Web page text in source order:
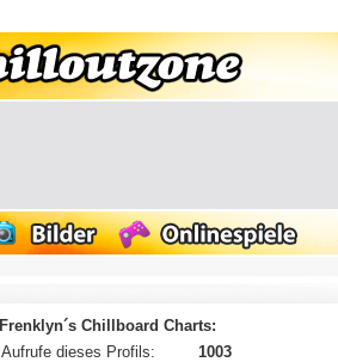
Frenklyn´s Chillboard Charts:
Aufrufe dieses Profils:
1003